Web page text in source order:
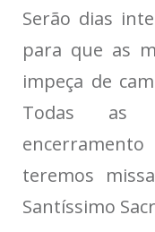
Serão dias
para que as
impeça de
Todas as
teremos
Santíssimo